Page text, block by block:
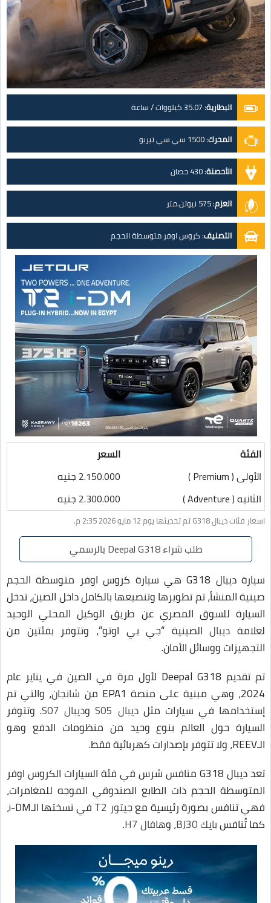
البطارية:35.07 كيلووات / ساعة
المحرك:1500 سي سي تيربو
الأحصنة:430 حصان
العزم:575 نيوتن.متر
التصنيف:كروس اوفر متوسطة الحجم
الفئة
السعر
الأولى ( Premium )
2.150.000 جنيه
الثانيه ( Adventure )
2.300.000 جنيه
اسعار فئات ديبال G318 تم تحديثها يوم 12 مايو 2026 2:35 م.
طلب شراء Deepal G318 بالرسمي
سيارة ديبال G318 هي سيارة كروس اوفر متوسطة الحجم
صينية المنشأ، تم تطويرها وتنصيعها بالكامل داخل الصين، تدخل
السيارة للسوق المصري عن طريق الوكيل المحلي الوحيد
لعلامة ديبالالصينية “جي بي اوتو”، وتتوفر بفئتين من
التجهيزات ووسائل الأمان.
تم تقديم Deepal G318 لأول مرة في الصين في يناير عام
2024، وهي مبنية على منصة EPA1 من
شانجان، والتي تم
إستخدامها في سيارات مثلديبال S05 وديبال S07
. وتتوفر
السيارة حول العالم بنوع وحيد من منظومات الدفع وهو
الـREEV، ولا تتوفر بإصدارات كهربائية فقط.
تعد ديبال G318 منافس شرس في فئة السيارات الكروس اوفر
المتوسطة الحجم ذات الطابع الصندوقي الموجه للمغامرات،
فهي تنافس بصورة رئيسية معجيتور T2
في نسختها الـi-DM،
كما تُنافسبايك BJ30 ، وهافال H7 .